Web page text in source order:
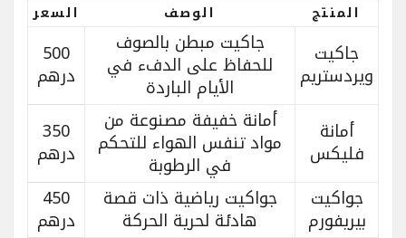
المنتج الوصف السعر
جاكيت
ويردستريم
جاكيت مبطن بالصوف
للحفاظ على الدفء في
الأيام الباردة
500
درهم
أمانة
فليكس
أمانة خفيفة مصنوعة من
مواد تنفس الهواء للتحكم
في الرطوبة
350
درهم
جواكيت
بيريفورم
جواكيت رياضية ذات قصة
هادئة لحرية الحركة
450
درهم